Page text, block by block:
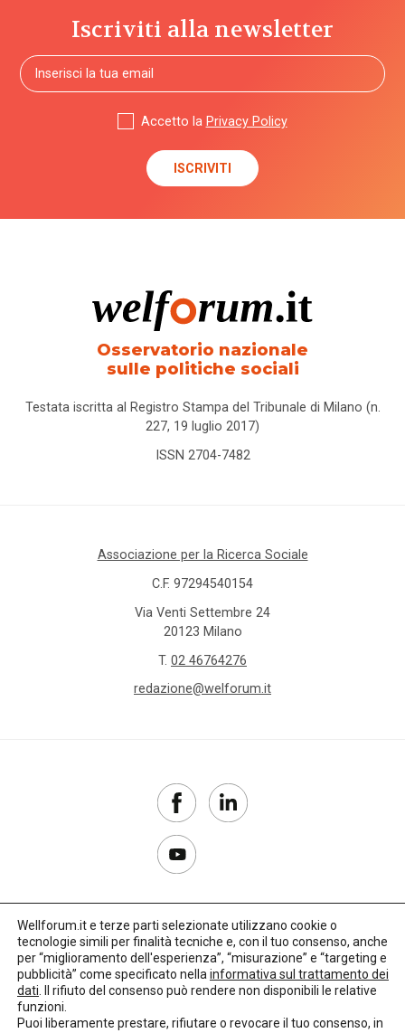
Iscriviti alla newsletter
Accetto la Privacy Policy
Osservatorio nazionale
sulle politiche sociali
Testata iscritta al Registro Stampa del Tribunale di Milano (n.
227, 19 luglio 2017)
ISSN 2704-7482
Associazione per la Ricerca Sociale
C.F. 97294540154
Via Venti Settembre 24
20123 Milano
T. 02 46764276
redazione@welforum.it
Copyright 2017–2026
Privacy Policy
Wellforum.it e terze parti selezionate utilizzano cookie o
tecnologie simili per finalità tecniche e, con il tuo consenso, anche
per “miglioramento dell'esperienza”, “misurazione” e “targeting e
pubblicità” come specificato nella informativa sul trattamento dei
dati . Il rifiuto del consenso può rendere non disponibili le relative
funzioni.
Puoi liberamente prestare, rifiutare o revocare il tuo consenso, in